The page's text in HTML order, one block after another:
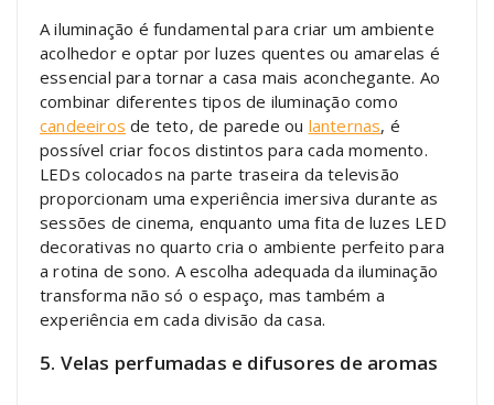
A iluminação é fundamental para criar um ambiente
acolhedor e optar por luzes quentes ou amarelas é
essencial para tornar a casa mais aconchegante. Ao
combinar diferentes tipos de iluminação como
candeeiros de teto, de parede ou lanternas, é
possível criar focos distintos para cada momento.
LEDs colocados na parte traseira da televisão
proporcionam uma experiência imersiva durante as
sessões de cinema, enquanto uma fita de luzes LED
decorativas no quarto cria o ambiente perfeito para
a rotina de sono. A escolha adequada da iluminação
transforma não só o espaço, mas também a
experiência em cada divisão da casa.
5. Velas perfumadas e difusores de aromas